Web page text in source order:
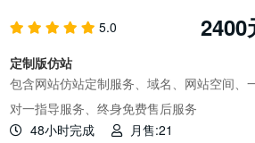
5.0 2400
定制版仿站
包含网站仿站定制服务、域名、网站空间、
对一指导服务、终身免费售后服务
48小时完成
月售:21